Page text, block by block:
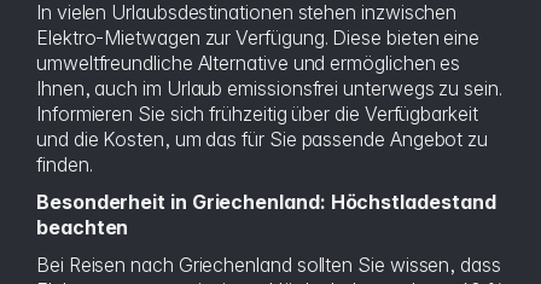
In vielen Urlaubsdestinationen stehen inzwischen
Elektro-Mietwagen zur Verfügung. Diese bieten eine
umweltfreundliche Alternative und ermöglichen es
Ihnen, auch im Urlaub emissionsfrei unterwegs zu sein.
Informieren Sie sich frühzeitig über die Verfügbarkeit
und die Kosten, um das für Sie passende Angebot zu
finden.
Besonderheit in Griechenland: Höchstladestand
beachten
Bei Reisen nach Griechenland sollten Sie wissen, dass